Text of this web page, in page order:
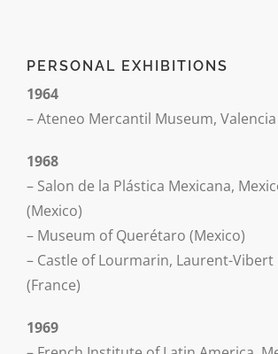
PERSONAL EXHIBITIONS
1964
– Ateneo Mercantil Museum, Valencia
1968
– Salon de la Plástica Mexicana,
(Mexico)
– Museum of Querétaro (Mexico)
– Castle of Lourmarin, Laurent-
(France)
1969